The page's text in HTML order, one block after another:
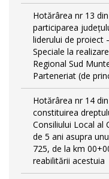
Hotărârea nr 13
participarea
liderului de proiect
Speciale la
Regional Sud
Parteneriat (de
Hotărârea nr 14
constituirea
Consiliului Local al
de 5 ani asupra
725, de la km
reabilitării acestuia